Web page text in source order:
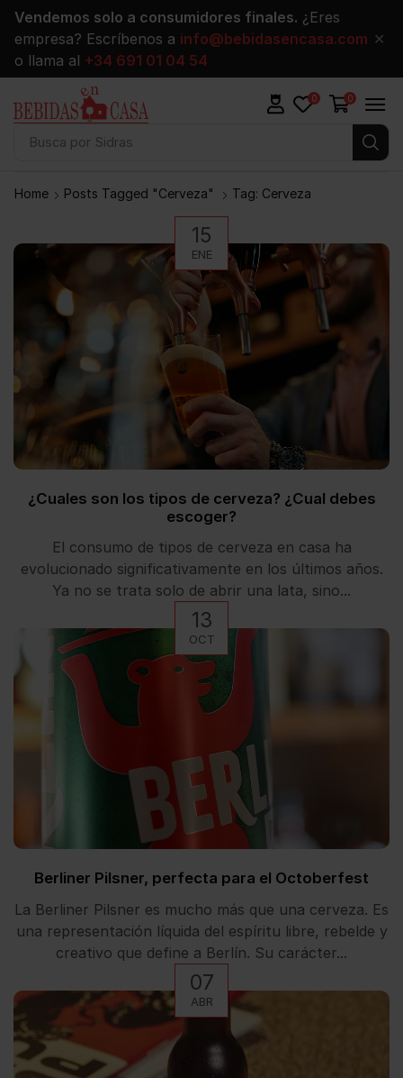
Vendemos solo a consumidores finales. ¿Eres
empresa? Escríbenos a info@bebidasencasa.com
o llama al +34 691 01 04 54
✕
Busca por Sidras
0 0
Home Posts Tagged "cerveza" Tag: Cerveza
15
ENE
¿Cuales son los tipos de cerveza? ¿Cual debes
escoger?
El consumo de tipos de cerveza en casa ha
evolucionado significativamente en los últimos años.
Ya no se trata solo de abrir una lata, sino...
13
OCT
Berliner Pilsner, perfecta para el Octoberfest
La Berliner Pilsner es mucho más que una cerveza. Es
una representación líquida del espíritu libre, rebelde y
creativo que define a Berlín. Su carácter...
07
ABR